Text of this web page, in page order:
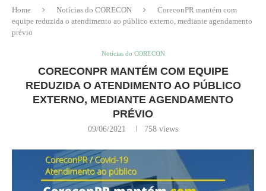
Home Notícias do CORECON
CoreconPR mantém com
equipe reduzida o atendimento ao público externo, mediante agendamento
prévio
Notícias do CORECON
CORECONPR MANTÉM COM EQUIPE
REDUZIDA O ATENDIMENTO AO PÚBLICO
EXTERNO, MEDIANTE AGENDAMENTO
PRÉVIO
09/06/2021 758 views